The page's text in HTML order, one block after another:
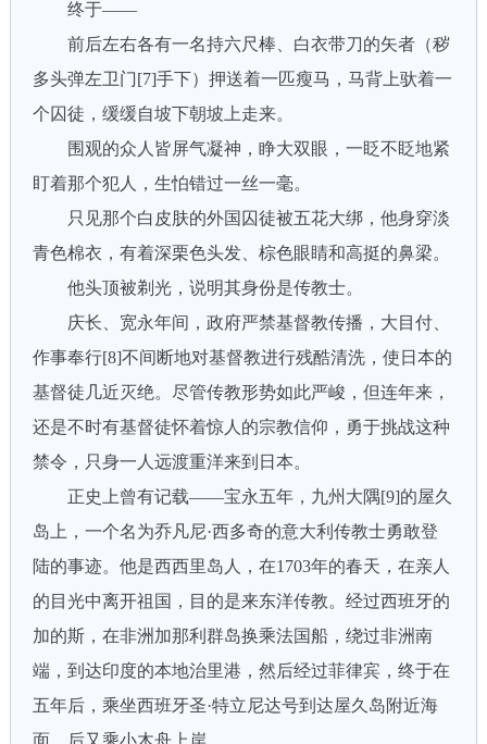
终于——
前后左右各有一名持六尺棒、白衣带刀的矢者（秽
多头弹左卫门[7]手下）押送着一匹瘦马，马背上驮着一
个囚徒，缓缓自坡下朝坡上走来。
围观的众人皆屏气凝神，睁大双眼，一眨不眨地紧
盯着那个犯人，生怕错过一丝一毫。
只见那个白皮肤的外国囚徒被五花大绑，他身穿淡
青色棉衣，有着深栗色头发、棕色眼睛和高挺的鼻梁。
他头顶被剃光，说明其身份是传教士。
庆长、宽永年间，政府严禁基督教传播，大目付、
作事奉行[8]不间断地对基督教进行残酷清洗，使日本的
基督徒几近灭绝。尽管传教形势如此严峻，但连年来，
还是不时有基督徒怀着惊人的宗教信仰，勇于挑战这种
禁令，只身一人远渡重洋来到日本。
正史上曾有记载——宝永五年，九州大隅[9]的屋久
岛上，一个名为乔凡尼·西多奇的意大利传教士勇敢登
陆的事迹。他是西西里岛人，在1703年的春天，在亲人
的目光中离开祖国，目的是来东洋传教。经过西班牙的
加的斯，在非洲加那利群岛换乘法国船，绕过非洲南
端，到达印度的本地治里港，然后经过菲律宾，终于在
五年后，乘坐西班牙圣·特立尼达号到达屋久岛附近海
面，后又乘小木舟上岸。